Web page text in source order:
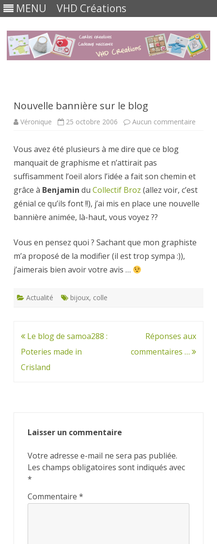
MENU VHD Créations
Nouvelle bannière sur le blog
Véronique 25 octobre 2006 Aucun commentaire
Vous avez été plusieurs à me dire que ce blog
manquait de graphisme et n’attirait pas
suffisamment l’oeil alors l’idée a fait son chemin et
grâce à Benjamin du Collectif Broz (allez voir, c’est
génial ce qu’ils font !!), j’ai mis en place une nouvelle
bannière animée, là-haut, vous voyez ??
Vous en pensez quoi ? Sachant que mon graphiste
m’a proposé de la modifier (il est trop sympa :)),
j’aimerais bien avoir votre avis …
Actualité bijoux, colle
Navigation
de
l’article
Le blog de samoa288 :
Poteries made in
Crisland
Réponses aux
commentaires …
Laisser un commentaire
Votre adresse e-mail ne sera pas publiée.
Les champs obligatoires sont indiqués avec
*
Commentaire *